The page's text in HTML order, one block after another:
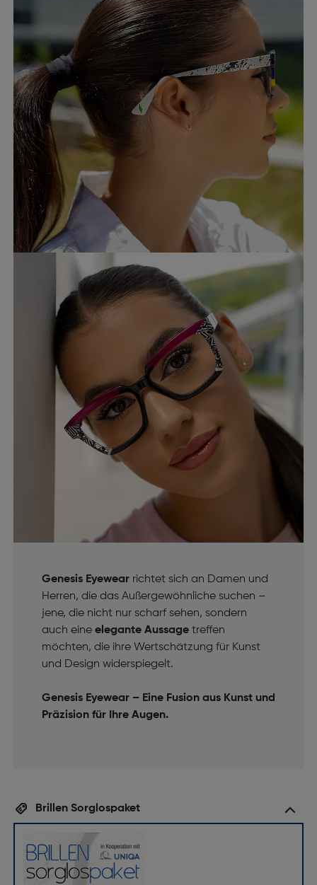
Genesis Eyewearrichtet sich an Damen und
Herren, die das Außergewöhnliche suchen –
jene, die nicht nur scharf sehen, sondern
auch eine elegante Aussagetreffen
möchten, die ihre Wertschätzung für Kunst
und Design widerspiegelt.
Genesis Eyewear – Eine Fusion aus Kunst und
Präzision für Ihre Augen.
Brillen Sorglospaket